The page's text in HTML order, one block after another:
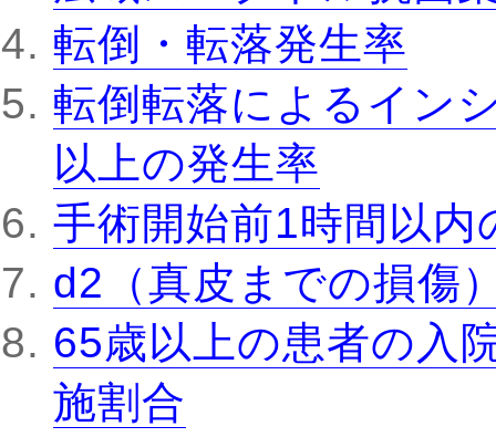
転倒・転落発生率
転倒転落によるイン
以上の発生率
手術開始前1時間以
d2（真皮までの損傷
65歳以上の患者の入
施割合